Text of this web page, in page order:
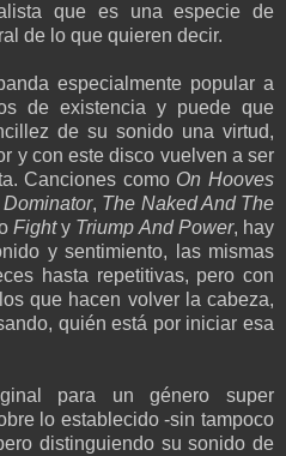
que es una especie de
de lo que quieren decir.
especialmente popular a
de existencia y puede que
de su sonido una virtud,
y con este disco vuelven a ser
Canciones como On Hooves
Dominator, The Naked And The
Fighty Triump And Power, hay
y sentimiento, las mismas
hasta repetitivas, pero con
que hacen volver la cabeza,
quién está por iniciar esa
para un género super
lo establecido -sin tampoco
distinguiendo su sonido de